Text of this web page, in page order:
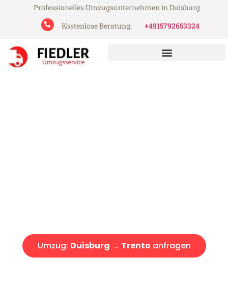
Professionelles Umzugsunternehmen in Duisburg
Kostenlose Beratung:
+4915792653324
Umzug: Duisburg → Trento anfragen